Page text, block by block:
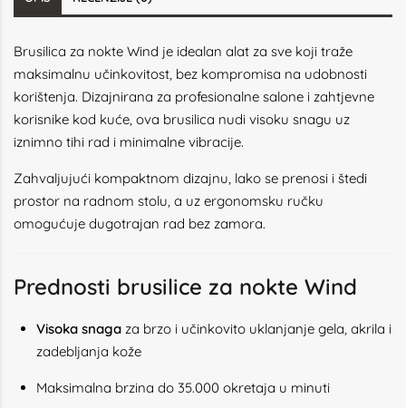
Brusilica za nokte Wind je idealan alat za sve koji traže
maksimalnu učinkovitost, bez kompromisa na udobnosti
korištenja. Dizajnirana za profesionalne salone i zahtjevne
korisnike kod kuće, ova brusilica nudi visoku snagu uz
iznimno tihi rad i minimalne vibracije.
Zahvaljujući kompaktnom dizajnu, lako se prenosi i štedi
prostor na radnom stolu, a uz ergonomsku ručku
omogućuje dugotrajan rad bez zamora.
Prednosti brusilice za nokte Wind
Visoka snaga za brzo i učinkovito uklanjanje gela, akrila i
zadebljanja kože
Maksimalna brzina do 35.000 okretaja u minuti